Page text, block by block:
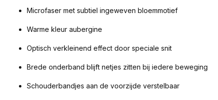
Microfaser met subtiel ingeweven bloemmotief
Warme kleur aubergine
Optisch verkleinend effect door speciale snit
Brede onderband blijft netjes zitten bij iedere beweging
Schouderbandjes aan de voorzijde verstelbaar